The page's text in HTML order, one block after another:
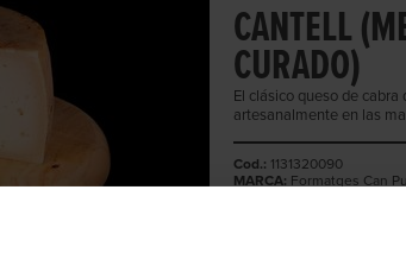
CANTELL
CURADO)
El clásico queso de
artesanalmente en las
Cod.: 1131320090
MARCA: Formatges Can